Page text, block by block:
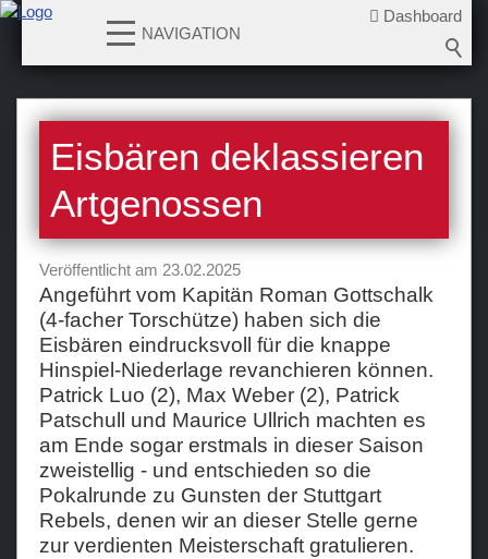
Dashboard
NAVIGATION
News
2026-2027
2025-2026
2024-2025
2022-2023
2021-2022
2020-2021
2019-2020
2018-2019
2017-2018
2016-2017
Teams
Eisbären deklassieren
Artgenossen
Veröffentlicht am 23.02.2025
Angeführt vom Kapitän Roman Gottschalk
(4-facher Torschütze) haben sich die
Eisbären eindrucksvoll für die knappe
Hinspiel-Niederlage revanchieren können.
Patrick Luo (2), Max Weber (2), Patrick
Patschull und Maurice Ullrich machten es
am Ende sogar erstmals in dieser Saison
zweistellig - und entschieden so die
Pokalrunde zu Gunsten der Stuttgart
Rebels, denen wir an dieser Stelle gerne
zur verdienten Meisterschaft gratulieren.